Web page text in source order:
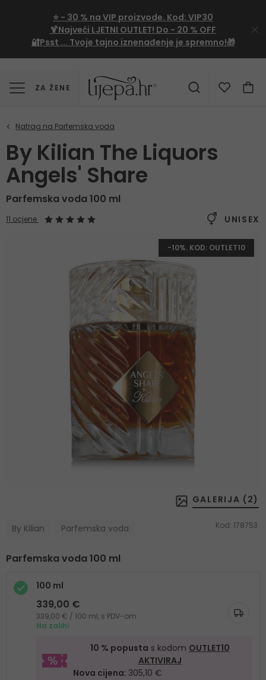
⭐ - 30 % na VIP proizvode. Kod: VIP30
🍹Najveći LJETNI OUTLET! Do - 20 % OFF
🔐Psst ... Tvoje tajno iznenađenje je spremno!🎁
ZA ŽENE
By Kilian The Liquors
Angels' Share
Parfemska voda 100 ml
UNISEX
11 ocjene
-10%. KOD: OUTLET10
GALERIJA ( 2)
By Kilian Parfemska voda Kod: 178753
Parfemska voda 100 ml
100 ml
339,00 €
339,00 € / 100 ml, s PDV-om
Na zalihi
10 % popusta s kodom OUTLET10
AKTIVIRAJ
Nova cijena: 305,10 €